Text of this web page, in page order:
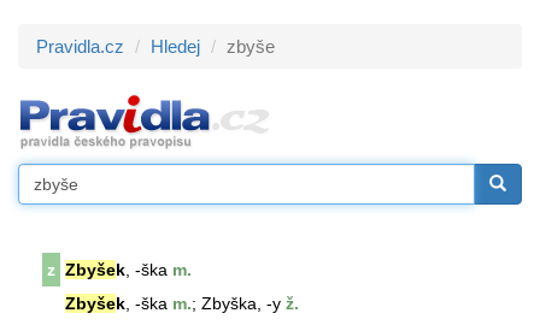
Pravidla.cz Hledej zbyše
z Zbyšek , -ška m.
Zbyšek , -ška m.; Zbyška, -y ž.